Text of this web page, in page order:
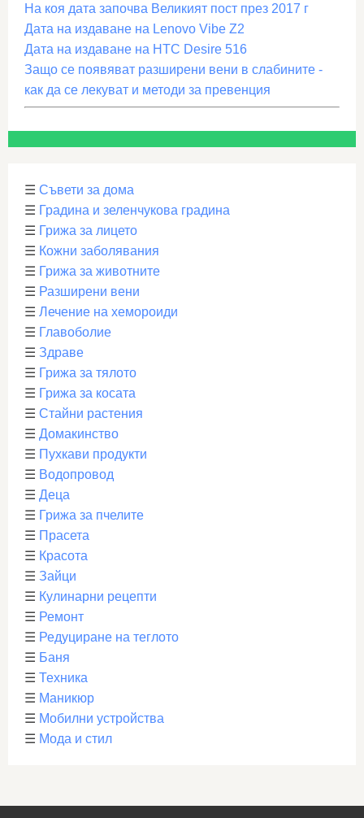
На коя дата започва Великият пост през 2017 г
Дата на издаване на Lenovo Vibe Z2
Дата на издаване на HTC Desire 516
Защо се появяват разширени вени в слабините -
как да се лекуват и методи за превенция
☰ Съвети за дома
☰ Градина и зеленчукова градина
☰ Грижа за лицето
☰ Кожни заболявания
☰ Грижа за животните
☰ Разширени вени
☰ Лечение на хемороиди
☰ Главоболие
☰ Здраве
☰ Грижа за тялото
☰ Грижа за косата
☰ Стайни растения
☰ Домакинство
☰ Пухкави продукти
☰ Водопровод
☰ Деца
☰ Грижа за пчелите
☰ Прасета
☰ Красота
☰ Зайци
☰ Кулинарни рецепти
☰ Ремонт
☰ Редуциране на теглото
☰ Баня
☰ Техника
☰ Маникюр
☰ Мобилни устройства
☰ Мода и стил